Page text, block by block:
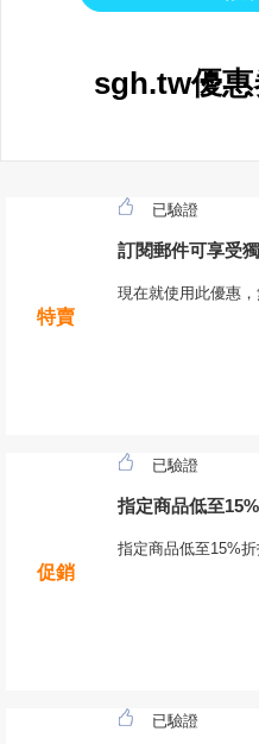
sgh.tw優惠
特賣
已驗證
訂閱郵件可享受
現在就使用此優惠
促銷
已驗證
指定商品低至
指定商品低至15%
已驗證